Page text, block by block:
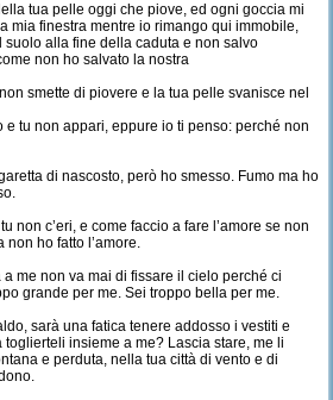
tua pelle oggi che piove, ed ogni goccia mi
mia finestra mentre io rimango qui immobile,
suolo alla fine della caduta e non salvo
non ho salvato la nostra
smette di piovere e la tua pelle svanisce nel
e tu non appari, eppure io ti penso: perché non
di nascosto, però ho smesso. Fumo ma ho
non c’eri, e come faccio a fare l’amore se non
ho fatto l’amore.
me non va mai di fissare il cielo perché ci
grande per me. Sei troppo bella per me.
sarà una fatica tenere addosso i vestiti e
insieme a me? Lascia stare, me li
e perduta, nella tua città di vento e di